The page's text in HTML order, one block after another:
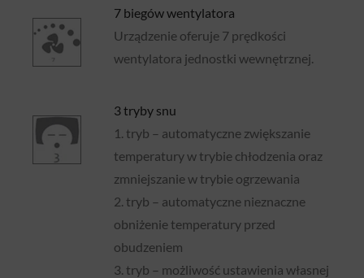
7 biegów wentylatora
Urządzenie oferuje 7 prędkości
wentylatora jednostki wewnętrznej.
3 tryby snu
1. tryb – automatyczne zwiększanie
temperatury w trybie chłodzenia oraz
zmniejszanie w trybie ogrzewania
2. tryb – automatyczne nieznaczne
obniżenie temperatury przed
obudzeniem
3. tryb – możliwość ustawienia własnej